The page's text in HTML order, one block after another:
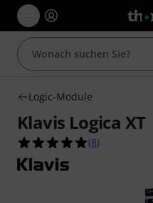
Logic-Module
Klavis Logica XT
4.9 von 5
(8)